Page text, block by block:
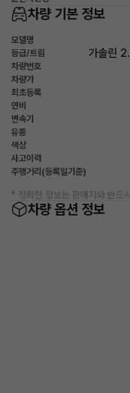
차량 기본 정보
모델명
등급/트림 가솔린
차량번호
차량가
최초등록
연비
변속기
유종
색상
사고이력
주행거리(등록일기준)
* 정확한 정보는 판매자와 반드
차량 옵션 정보